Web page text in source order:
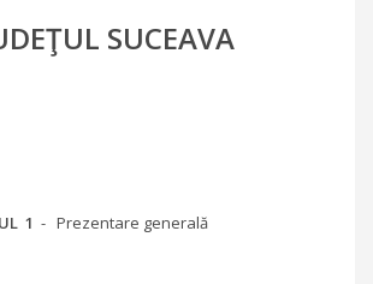
SUCEAVA
1 - Prezentare generală